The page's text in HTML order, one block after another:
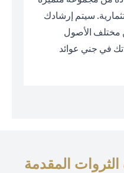
سيتم إرشادك
الأصول
جني عوائد
المقدمة